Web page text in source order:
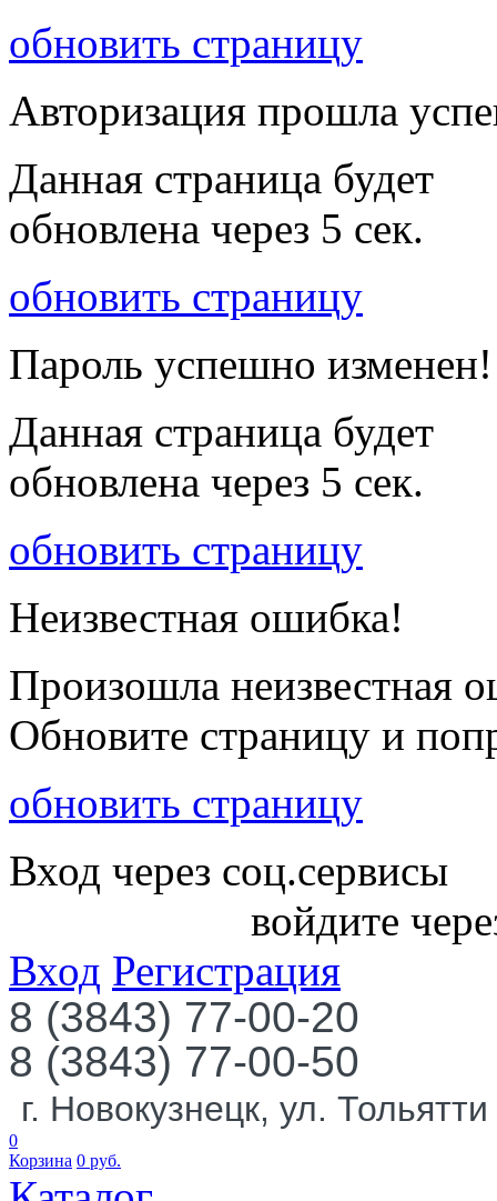
обновить страницу
Авторизация прошла
Данная страница будет
обновлена через 5 сек.
обновить страницу
Пароль успешно изменен!
Данная страница будет
обновлена через 5 сек.
обновить страницу
Неизвестная ошибка!
Произошла неизвестная
Обновите страницу и
обновить страницу
Вход через соц.сервисы
войдите
Вход Регистрация
8 (3843) 77-00-20
8 (3843) 77-00-50
г. Новокузнецк, ул.
0
Корзина 0 руб.